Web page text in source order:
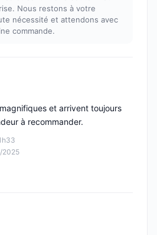
Nous restons à votre
nécessité et attendons avec
commande.
2025
et arrivent toujours
à recommander.